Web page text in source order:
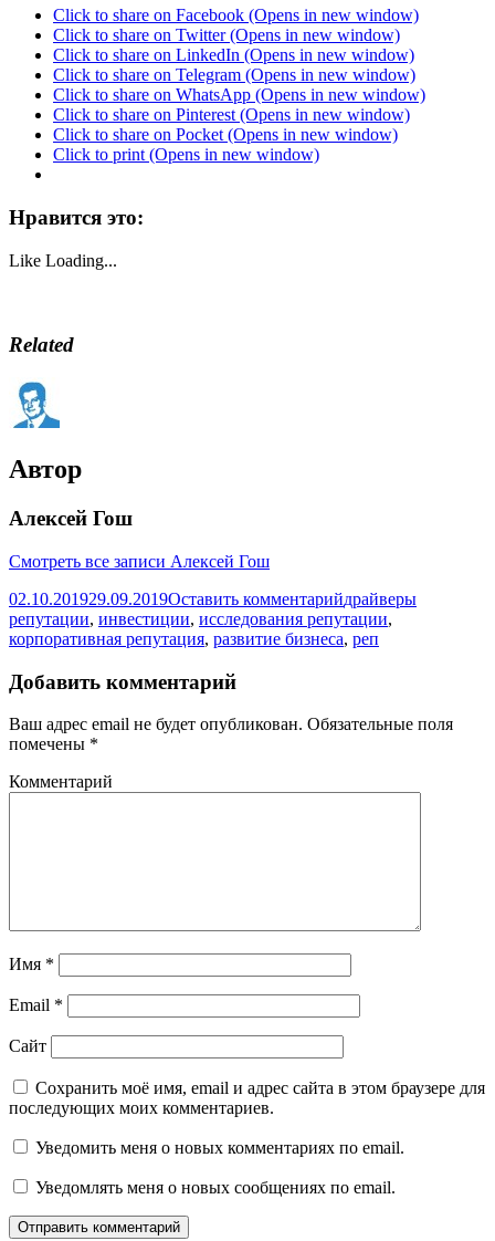
Click to share on Facebook (Opens in new window)
Click to share on Twitter (Opens in new window)
Click to share on LinkedIn (Opens in new window)
Click to share on Telegram (Opens in new window)
Click to share on WhatsApp (Opens in new window)
Click to share on Pinterest (Opens in new window)
Click to share on Pocket (Opens in new window)
Click to print (Opens in new window)
Нравится это:
Like Loading...
Related
Автор
Алексей Гош
Смотреть все записи Алексей Гош
02.10.201929.09.2019Оставить комментарийдрайверы
репутации, инвестиции, исследования репутации,
корпоративная репутация, развитие бизнеса, реп
Добавить комментарий
Ваш адрес email не будет опубликован. Обязательные поля
помечены *
Комментарий
Имя *
Email *
Сайт
Сохранить моё имя, email и адрес сайта в этом браузере для
последующих моих комментариев.
Уведомить меня о новых комментариях по email.
Уведомлять меня о новых сообщениях по email.